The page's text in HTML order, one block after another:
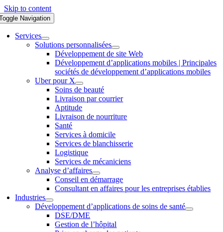
Skip to content
Navigation
Services
Solutions personnalisées
Développement de site Web
Développement d’applications mobiles | Principales
sociétés de développement d’applications mobiles
Uber pour X
Soins de beauté
Livraison par courrier
Aptitude
Livraison de nourriture
Santé
Services à domicile
Services de blanchisserie
Logistique
Services de mécaniciens
Analyse d’affaires
Conseil en démarrage
Consultant en affaires pour les entreprises établies
Industries
Développement d’applications de soins de santé
DSE/DME
Gestion de l’hôpital